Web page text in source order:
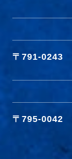
〒791-0243
〒795-0042